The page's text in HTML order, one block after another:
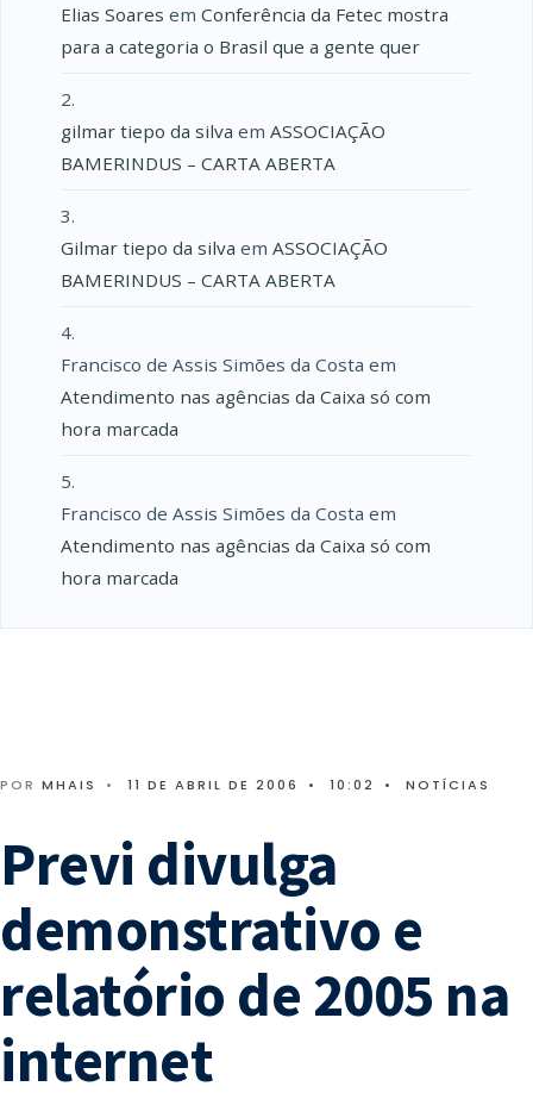
Elias Soares em Conferência da Fetec mostra
para a categoria o Brasil que a gente quer
gilmar tiepo da silva em ASSOCIAÇÃO
BAMERINDUS – CARTA ABERTA
Gilmar tiepo da silva em ASSOCIAÇÃO
BAMERINDUS – CARTA ABERTA
Francisco de Assis Simões da Costa em
Atendimento nas agências da Caixa só com
hora marcada
Francisco de Assis Simões da Costa em
Atendimento nas agências da Caixa só com
hora marcada
POR MHAIS • 11 DE ABRIL DE 2006 • 10:02 • NOTÍCIAS
Previ divulga
demonstrativo e
relatório de 2005 na
internet